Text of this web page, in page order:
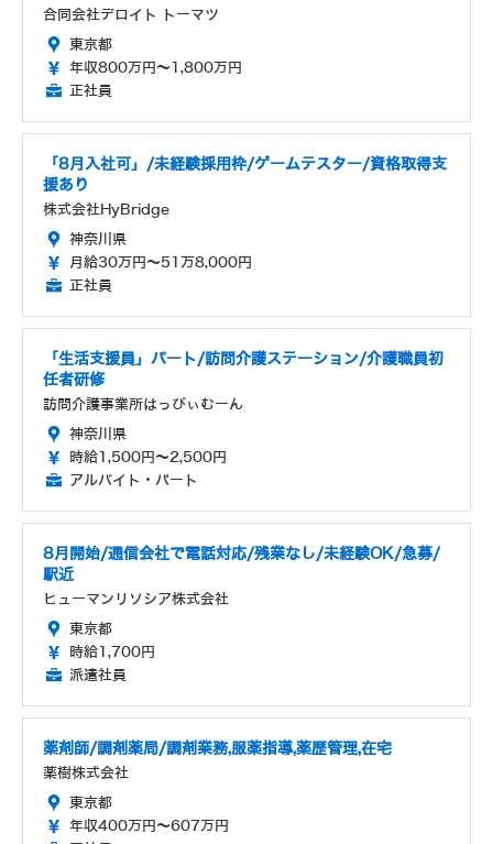
合同会社デロイト トーマツ
東京都
年収800万円～1,800万円
正社員
「8月入社可」/未経験採用枠/ゲームテスター/資格取得支
援あり
株式会社HyBridge
神奈川県
月給30万円～51万8,000円
正社員
「生活支援員」パート/訪問介護ステーション/介護職員初
任者研修
訪問介護事業所はっぴぃむーん
神奈川県
時給1,500円～2,500円
アルバイト・パート
8月開始/通信会社で電話対応/残業なし/未経験OK/急募/
駅近
ヒューマンリソシア株式会社
東京都
時給1,700円
派遣社員
薬剤師/調剤薬局/調剤業務,服薬指導,薬歴管理,在宅
薬樹株式会社
東京都
年収400万円～607万円